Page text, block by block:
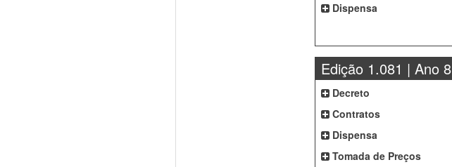
Dispensa
Edição 1.081 | Ano 8
Decreto
Contratos
Dispensa
Tomada de Preços